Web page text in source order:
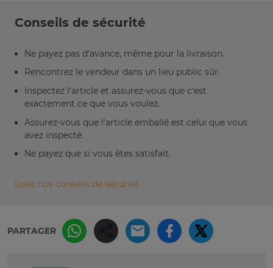
Conseils de sécurité
Ne payez pas d’avance, même pour la livraison.
Rencontrez le vendeur dans un lieu public sûr.
Inspectez l’article et assurez-vous que c’est
exactement ce que vous voulez.
Assurez-vous que l’article emballé est celui que vous
avez inspecté.
Ne payez que si vous êtes satisfait.
Lisez nos conseils de sécurité
PARTAGER